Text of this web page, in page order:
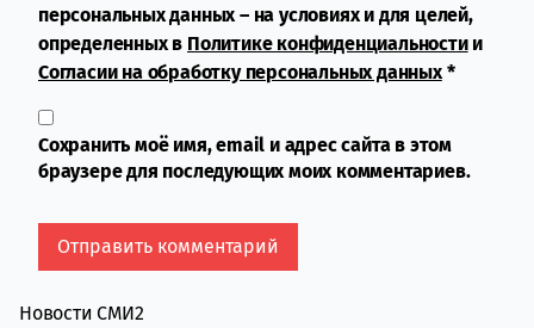
персональных данных – на условиях и для целей,
определенных в Политике конфиденциальностии
Согласии на обработку персональных данных*
Сохранить моё имя, email и адрес сайта в этом
браузере для последующих моих комментариев.
Новости СМИ2